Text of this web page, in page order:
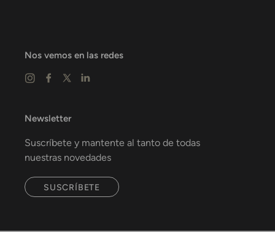
Nos vemos en las redes
Newsletter
Suscríbete y mantente al tanto de todas
nuestras novedades
SUSCRÍBETE